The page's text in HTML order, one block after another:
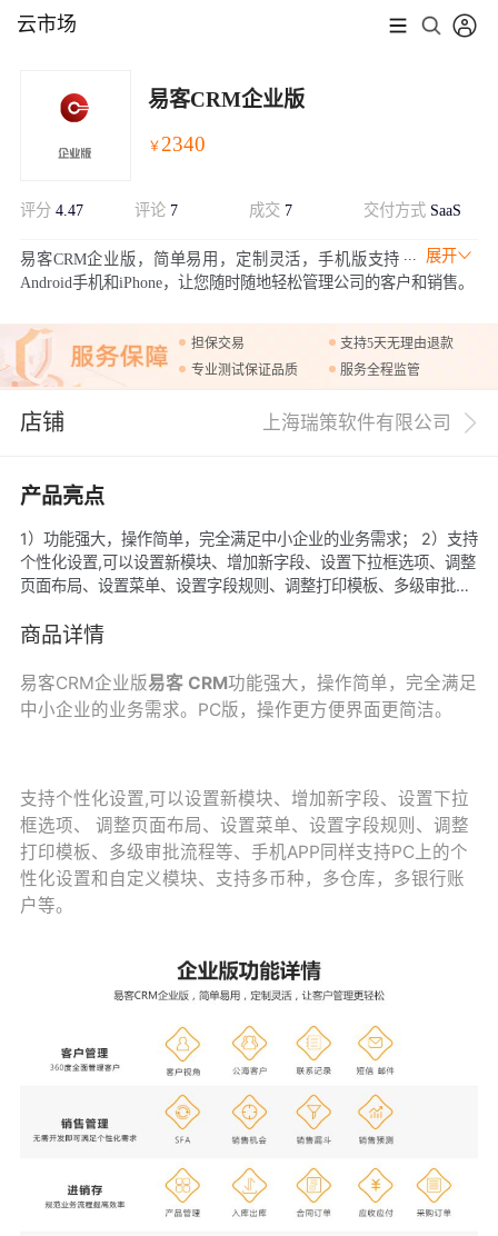
云市场
易客CRM企业版
￥ 2340
评分 4.47 评论 7 成交 7 交付方式 SaaS
展开
易客CRM企业版，简单易用，定制灵活，手机版支持
Android手机和iPhone，让您随时随地轻松管理公司的客户和销售。
担保交易
支持5天无理由退款
专业测试保证品质
服务全程监管
店铺 上海瑞策软件有限公司
产品亮点
1）功能强大，操作简单，完全满足中小企业的业务需求； 2）支持
个性化设置,可以设置新模块、增加新字段、设置下拉框选项、调整
页面布局、设置菜单、设置字段规则、调整打印模板、多级审批流
4）支持多币种，多仓库，多银行账户等。
商品详情
易客CRM企业版易客 CRM功能强大，操作简单，完全满足
中小企业的业务需求。PC版，操作更方便界面更简洁。
支持个性化设置,可以设置新模块、增加新字段、设置下拉
框选项、 调整页面布局、设置菜单、设置字段规则、调整
打印模板、多级审批流程等、手机APP同样支持PC上的个
性化设置和自定义模块、支持多币种，多仓库，多银行账
户等。